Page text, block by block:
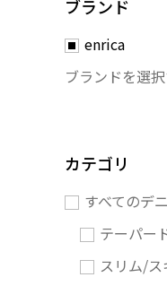
ブランド
enrica
ブランドを選
カテゴリ
すべてのデ
テーパー
スリム/ス